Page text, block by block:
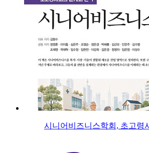
시니어비즈니스학회, 초고령